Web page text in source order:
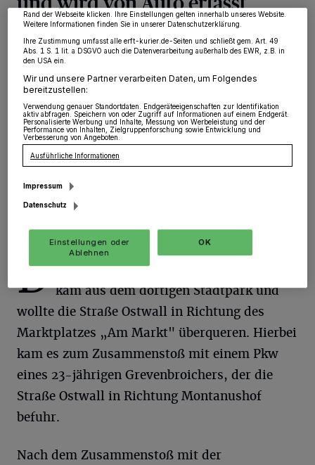
Grevenbroich·Am Montagnachmittag, 27.
September, gegen 16.47 Uhr, ereignete sich an der
Straße Ostwall ein Verkehrsunfall, bei dem eine
Fahrradfahrerin schwer verletzt wurde.
28.09.2021 , 09:52 Uhr
D ie 48 Jahre alte Frau aus Grevenbroich
kam aus dem dortigen Stadtpark und
wollte die Straße Ostwall in Richtung des
Marktplatzes „Am Markt" überqueren. Hierbei
kam es zum Zusammenstoß mit einem Pkw
eines 23-jährigen Grevenbroichers, der die
Straße Ostwall in Richtung Montanushof
befuhr.
Nach dem Zusammenstoß mit der
widerrufen, indem Sie auf den Link Einstellungen oder Ablehnen am unteren
Rand der Webseite klicken. Ihre Einstellungen gelten innerhalb unseres Website.
Weitere Informationen finden Sie in unserer Datenschutzerklärung.
Ihre Zustimmung umfasst alle erft-kurier.de-Seiten und schließt gem. Art. 49
Abs. 1 S. 1 lit. a DSGVO auch die Datenverarbeitung außerhalb des EWR, z.B. in
den USA ein.
Wir und unsere Partner verarbeiten Daten, um Folgendes
bereitzustellen:
Verwendung genauer Standortdaten. Endgeräteeigenschaften zur Identifikation
aktiv abfragen. Speichern von oder Zugriff auf Informationen auf einem Endgerät.
Personalisierte Werbung und Inhalte, Messung von Werbeleistung und der
Performance von Inhalten, Zielgruppenforschung sowie Entwicklung und
Verbesserung von Angeboten.
Ausführliche Informationen
Impressum
Datenschutz
Einstellungen oder
Ablehnen
OK